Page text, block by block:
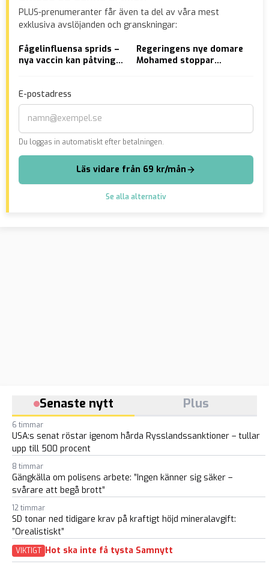
PLUS-prenumeranter får även ta del av våra mest
exklusiva avslöjanden och granskningar:
Fågelinfluensa sprids –
nya vaccin kan påtvingas
Regeringens nye domare
Mohamed stoppar
E-postadress
Du loggas in automatiskt efter betalningen.
Läs vidare från 69 kr/mån
Se alla alternativ
Senaste nytt Plus
6 timmar
USA:s senat röstar igenom hårda Rysslandssanktioner – tullar
upp till 500 procent
8 timmar
Gängkälla om polisens arbete: ”Ingen känner sig säker –
svårare att begå brott”
12 timmar
SD tonar ned tidigare krav på kraftigt höjd mineralavgift:
”Orealistiskt”
VIKTIGT Hot ska inte få tysta Samnytt